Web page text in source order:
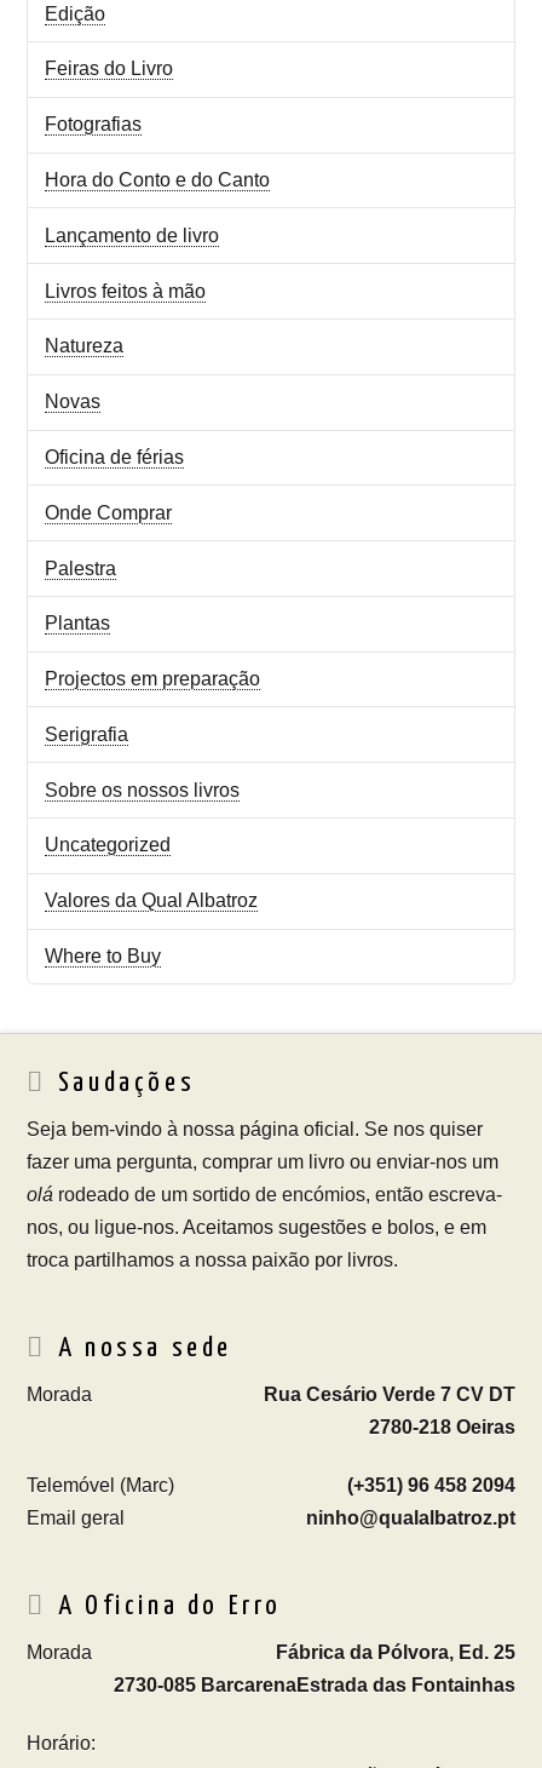
Edição
Feiras do Livro
Fotografias
Hora do Conto e do Canto
Lançamento de livro
Livros feitos à mão
Natureza
Novas
Oficina de férias
Onde Comprar
Palestra
Plantas
Projectos em preparação
Serigrafia
Sobre os nossos livros
Uncategorized
Valores da Qual Albatroz
Where to Buy
Saudações
Seja bem-vindo à nossa página oficial. Se nos quiser
fazer uma pergunta, comprar um livro ou enviar-nos um
olá rodeado de um sortido de encómios, então escreva-
nos, ou ligue-nos. Aceitamos sugestões e bolos, e em
troca partilhamos a nossa paixão por livros.
A nossa sede
Morada
Rua Cesário Verde 7 CV DT
2780-218 Oeiras
Telemóvel (Marc)
(+351) 96 458 2094
Email geral
ninho@qualalbatroz.pt
A Oficina do Erro
Morada
Fábrica da Pólvora, Ed. 25
Estrada das Fontainhas
2730-085 Barcarena
Horário: